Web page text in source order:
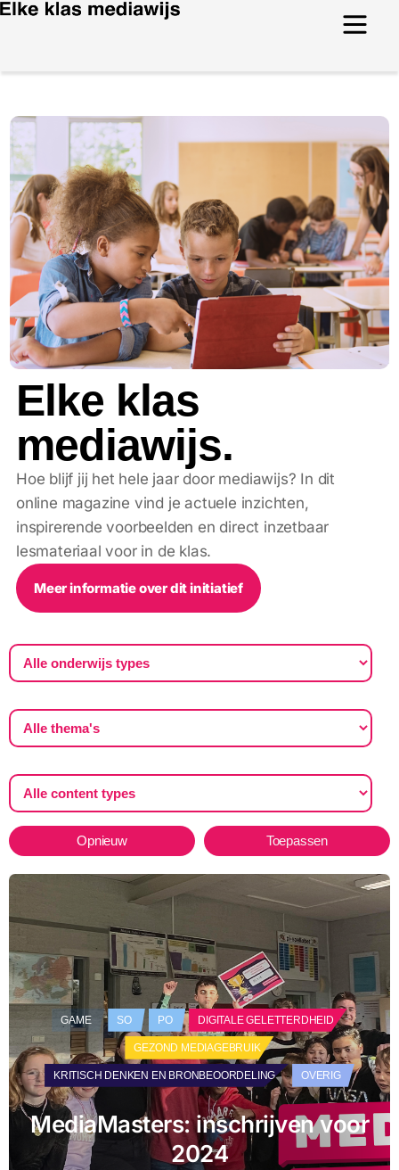
Elke klas
mediawijs.
Hoe blijf jij het hele jaar door mediawijs? In dit
online magazine vind je actuele inzichten,
inspirerende voorbeelden en direct inzetbaar
lesmateriaal voor in de klas.
Meer informatie over dit initiatief
Toepassen
Opnieuw
GAME SO PO DIGITALE GELETTERDHEID
GEZOND MEDIAGEBRUIK
KRITISCH DENKEN EN BRONBEOORDELING OVERIG
MediaMasters: inschrijven voor
2024